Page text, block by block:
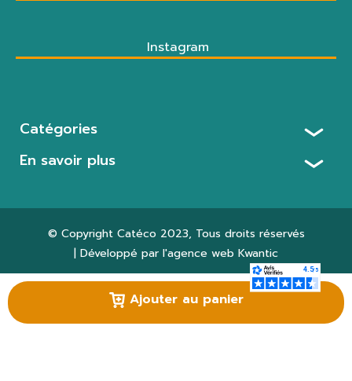
Ajouter au panier
Instagram
Catégories
En savoir plus
© Copyright Catéco 2023, Tous droits réservés
| Développé par l'agence web Kwantic
Paramètres des cookies